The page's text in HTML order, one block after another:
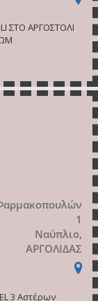
ΣΤΟ ΑΡΓΟΣΤΟΛΙ
1
Ναύπλιο,
ΑΡΓΟΛΙΔΑΣ
3 Αστέρων